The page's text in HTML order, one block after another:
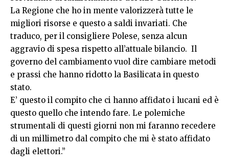
La Regione che ho in mente valorizzerà tutte le
migliori risorse e questo a saldi invariati. Che
traduco, per il consigliere Polese, senza alcun
aggravio di spesa rispetto all’attuale bilancio. Il
governo del cambiamento vuol dire cambiare metodi
e prassi che hanno ridotto la Basilicata in questo
stato.
E’ questo il compito che ci hanno affidato i lucani ed è
questo quello che intendo fare. Le polemiche
strumentali di questi giorni non mi faranno recedere
di un millimetro dal compito che mi è stato affidato
dagli elettori.”